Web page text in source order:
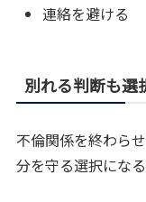
連絡を避ける
別れる判断も選
不倫関係を終わら
分を守る選択にな